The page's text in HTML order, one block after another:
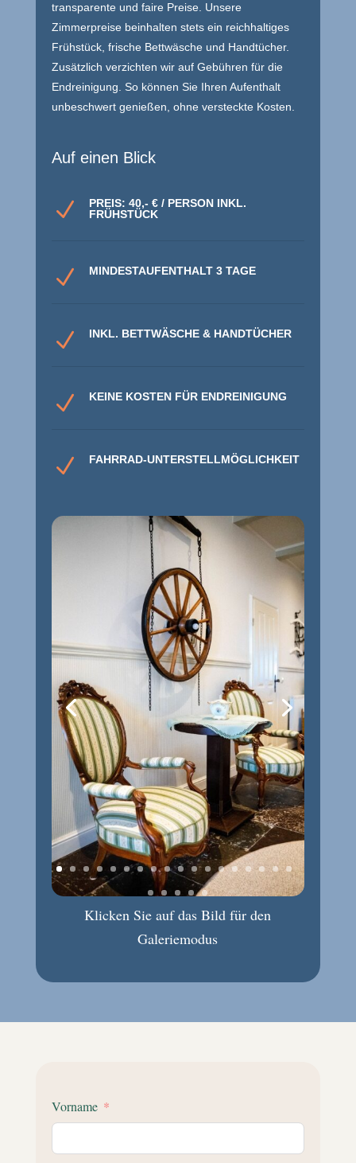
transparente und faire Preise. Unsere
Zimmerpreise beinhalten stets ein reichhaltiges
Frühstück, frische Bettwäsche und Handtücher.
Zusätzlich verzichten wir auf Gebühren für die
Endreinigung. So können Sie Ihren Aufenthalt
unbeschwert genießen, ohne versteckte Kosten.
Auf einen Blick
N
PREIS: 40,- € / PERSON INKL.
FRÜHSTÜCK
N MINDESTAUFENTHALT 3 TAGE
N INKL. BETTWÄSCHE & HANDTÜCHER
N KEINE KOSTEN FÜR ENDREINIGUNG
N FAHRRAD-UNTERSTELLMÖGLICHKEIT
Klicken Sie auf das Bild für den
Galeriemodus
Vorname